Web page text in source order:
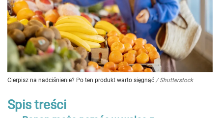
Cierpisz na nadciśnienie? Po ten produkt warto sięgnąć / Shutterstock
Spis treści